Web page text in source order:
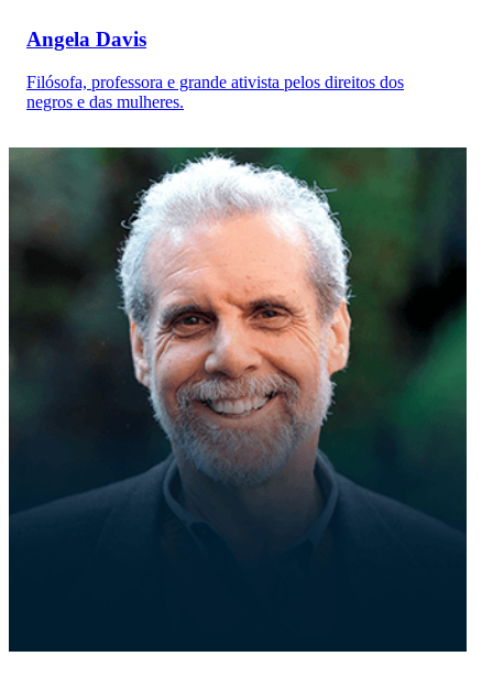
Angela Davis
Filósofa, professora e grande ativista pelos direitos dos
negros e das mulheres.